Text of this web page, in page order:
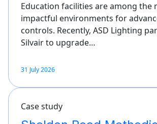
Education facilities are among the
impactful environments for
controls. Recently, ASD Lighting
Silvair to upgrade…
31 July 2026
Case study